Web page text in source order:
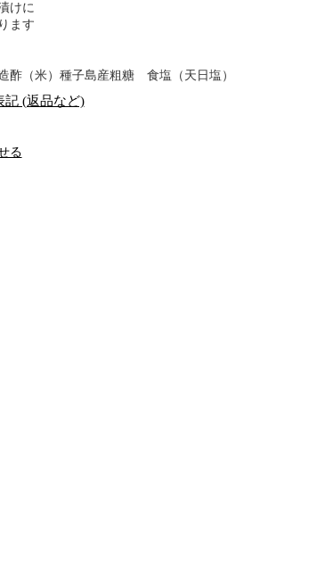
けに
ます
酢（米）種子島産粗糖 食塩（天日塩）
記 (返品など)
る